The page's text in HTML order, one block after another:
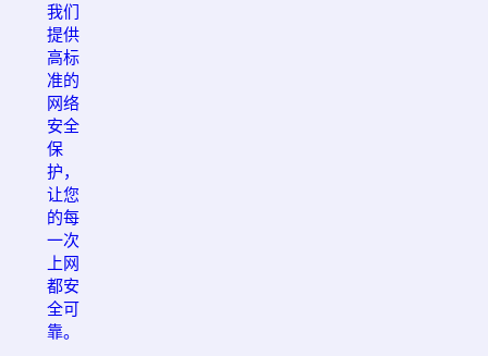
我们
提供
高标
准的
网络
安全
保
护，
让您
的每
一次
上网
都安
全可
靠。